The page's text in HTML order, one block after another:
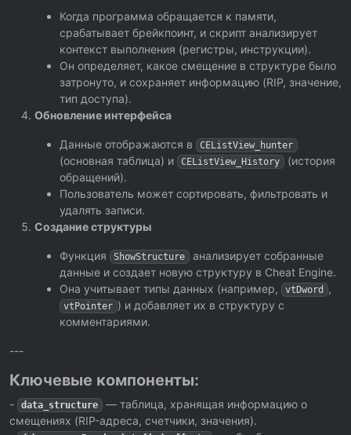
Когда программа обращается к памяти,
срабатывает брейкпоинт, и скрипт анализирует
контекст выполнения (регистры, инструкции).
Он определяет, какое смещение в структуре было
затронуто, и сохраняет информацию (RIP, значение,
тип доступа).
Обновление интерфейса
Данные отображаются в CEListView_hunter
(основная таблица) и CEListView_History (история
обращений).
Пользователь может сортировать, фильтровать и
удалять записи.
Создание структуры
Функция ShowStructure анализирует собранные
данные и создает новую структуру в Cheat Engine.
Она учитывает типы данных (например,
vtDword ,
vtPointer ) и добавляет их в структуру с
комментариями.
---
Ключевые компоненты:
- data_structure — таблица, хранящая информацию о
смещениях (RIP-адреса, счетчики, значения).